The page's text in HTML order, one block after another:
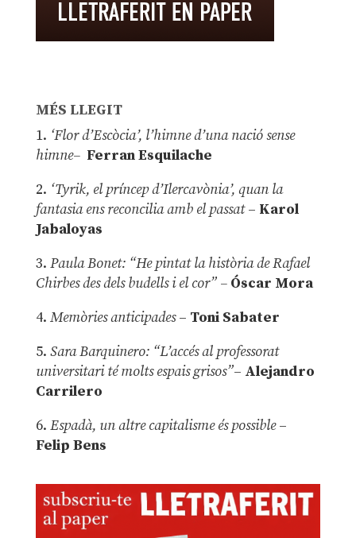
MÉS LLEGIT
1. ‘Flor d’Escòcia’, l’himne d’una nació sense
himne– Ferran Esquilache
2. ‘Tyrik, el príncep d’Ilercavònia’, quan la
fantasia ens reconcilia amb el passat– Karol
Jabaloyas
3. Paula Bonet: “He pintat la història de Rafael
Chirbes des dels budells i el cor” –Óscar Mora
4. Memòries anticipades– Toni Sabater
5. Sara Barquinero: “L’accés al professorat
universitari té molts espais grisos”– Alejandro
Carrilero
6. Espadà, un altre capitalisme és possible –
Felip Bens